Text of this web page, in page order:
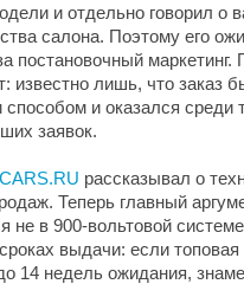
и отдельно говорил о
салона. Поэтому его
постановочный
известно лишь, что заказ
и оказался среди
заявок.
рассказывал о
Теперь главный
не в 900-вольтовой
выдачи: если
14 недель ожидания,